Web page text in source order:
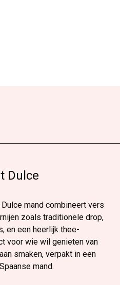
Dulce
mand combineert vers
zoals traditionele drop,
en een heerlijk thee-
voor wie wil genieten van
smaken, verpakt in een
mand.